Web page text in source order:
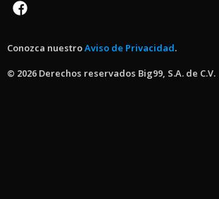
Conozca nuestroAviso de Privacidad.
© 2026 Derechos reservados Big99, S.A. de C.V.